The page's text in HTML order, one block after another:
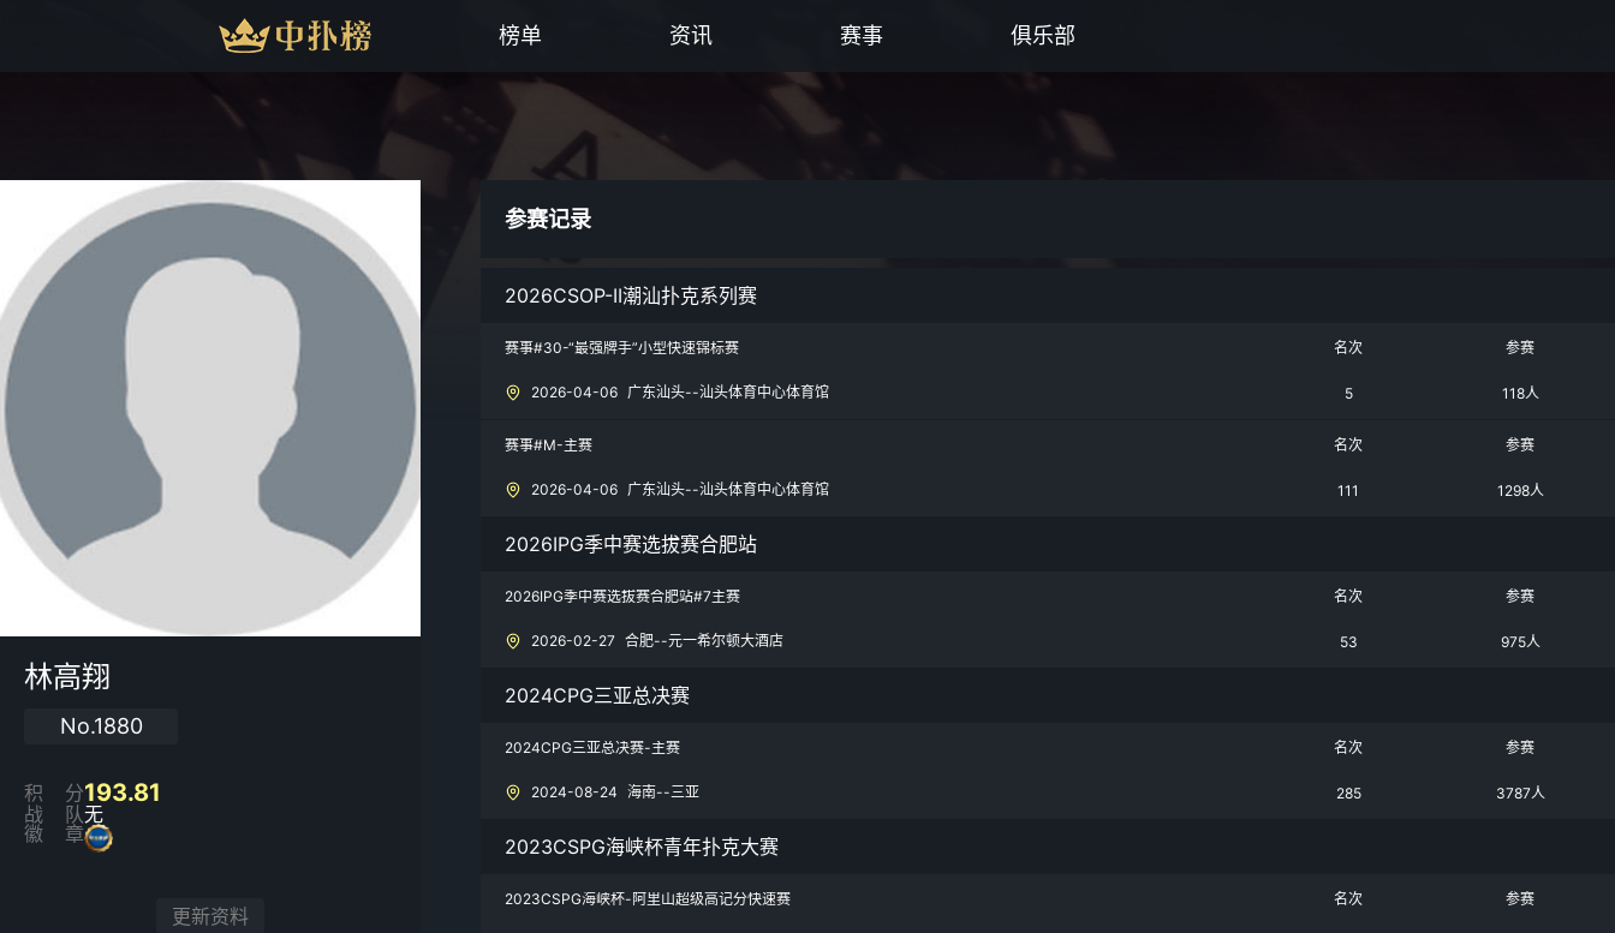
榜单 资讯 赛事 俱乐部
林高翔
No.1880
积分193.81
战队无
徽章
更新资料
参赛记录
2026CSOP-II潮汕扑克系列赛
赛事#30-“最强牌手”小型快速锦标赛
2026-04-06 广东汕头--汕头体育中心体育馆
名次
5
参赛
118人
赛事#M-主赛
2026-04-06 广东汕头--汕头体育中心体育馆
名次
111
参赛
1298人
2026IPG季中赛选拔赛合肥站
2026IPG季中赛选拔赛合肥站#7主赛
2026-02-27 合肥--元一希尔顿大酒店
名次
53
参赛
975人
2024CPG三亚总决赛
2024CPG三亚总决赛-主赛
2024-08-24 海南--三亚
名次
285
参赛
3787人
2023CSPG海峡杯青年扑克大赛
2023CSPG海峡杯-阿里山超级高记分快速赛 名次 参赛